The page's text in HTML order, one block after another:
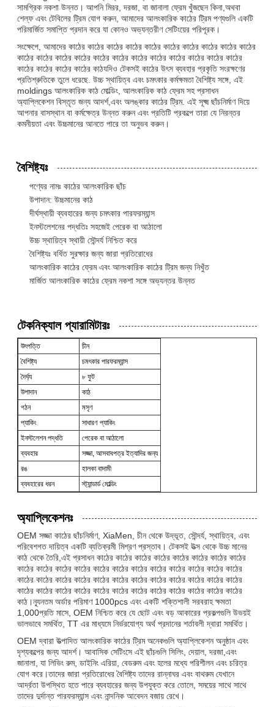
সামগ্রিক নকশা উন্নত। আপনি মিরর, দরজা, বা জানালা ফ্রেম খুঁজছেন কিনা,অথবা
শেল্ফ এবং টেবিলের ট্রিম যোগ করুন, আমাদের আলংকারিক কাঠের ট্রিম পণ্যগুলি একটি
পরিমার্জিত সমাপ্তি প্রদান করে যা কোনও অভ্যন্তরীণ সেটিংয়ের পরিপূরক।
সংক্ষেপে, আমাদের কাঠের কাঠের কাঠের কাঠের কাঠের কাঠের কাঠের কাঠের কাঠের কাঠের
কাঠের কাঠের কাঠের কাঠের কাঠের কাঠের কাঠের কাঠের কাঠের কাঠের কাঠের কাঠের
কাঠের কাঠের কাঠের কাঠের কাঠযদিও টেকসই কাঠের উৎস ব্যবহার প্রকৃতি সংরক্ষণের
প্রতিশ্রুতিকে তুলে ধরেছে. উচ্চ স্থায়িত্ব এবং চমৎকার কর্মক্ষমতা বৈশিষ্ট্য সঙ্গে, এই
moldings আলংকারিক কাঠ মোল্ডিং, আলংকারিক কাঠ ফ্রেম সহ প্রসাধন
অ্যাপ্লিকেশন বিস্তৃত জন্য আদর্শ,এবং অলঙ্কার কাঠের ট্রিম. এই সূক্ষ্ম ছাঁচনির্মাণ দিয়ে
আপনার বাসস্থান বা কর্মক্ষেত্র উন্নত করুন এবং প্রতিটি প্রকল্পে তারা যে নিরন্তর
কমনীয়তা এবং উচ্চমানের আনতে পারে তা অনুভব করুন।
বৈশিষ্ট্যঃ
পণ্যের নামঃ কাঠের আলংকারিক ছাঁচ
উপাদান: উচ্চমানের কাঠ
দীর্ঘস্থায়ী ব্যবহারের জন্য চমৎকার পারফরম্যান্স
ইনস্টলেশনের পদ্ধতিঃ সহজেই পেরেক বা আঠালো
উচ্চ স্থায়িত্ব স্থায়ী সৌন্দর্য নিশ্চিত করে
বৈশিষ্ট্যঃ বর্ধিত সুরক্ষার জন্য জারা প্রতিরোধের
আলংকারিক কাঠের ফ্রেম এবং আলংকারিক কাঠের ট্রিম জন্য নিখুঁত
মার্জিত আলংকারিক কাঠের ফ্রেম নকশা সঙ্গে অভ্যন্তর উন্নত
টেকনিক্যাল প্যারামিটারঃ
উৎপত্তি
চীন
বৈশিষ্ট্য
চমৎকার পারফরম্যান্স
দৈর্ঘ্য
৮ ফুট
উপাদান
কাঠ
গঠন
মসৃণ
প্যাকিং
সাধারণ প্যাকিং
ইনস্টলেশন পদ্ধতি
পেরেক বা আঠালো
ব্যবহার
সজ্জা, আসবাবপত্র ইত্যাদির জন্য
রঙ
হালকা বাদামী
ব্যবহারের ধরন
স্ট্যান্ডার্ড মোল্ডিং
অ্যাপ্লিকেশনঃ
OEM সজ্জা কাঠের ছাঁচনির্মাণ, XiaMen, চীন থেকে উদ্ভূত, সৌন্দর্য, স্থায়িত্ব, এবং
পরিবেশগত দায়িত্ব একটি ব্যতিক্রমী মিশ্রণ প্রস্তাব। টেকসই উত্স থেকে উচ্চ মানের
কাঠ থেকে তৈরি,এই প্রসাধন কাঠের কাঠের কাঠের কাঠের কাঠের কাঠের কাঠের কাঠের
কাঠের কাঠের কাঠের কাঠের কাঠের কাঠের কাঠের কাঠের কাঠের কাঠের কাঠের কাঠের
কাঠের কাঠের কাঠের কাঠের কাঠের কাঠের কাঠের কাঠের কাঠের কাঠের কাঠের কাঠের
কাঠের কাঠের কাঠের কাঠের কাঠের কাঠের কাঠের কাঠের কাঠের কাঠের কাঠের কাঠের
কাঠ।ন্যূনতম অর্ডার পরিমাণ 1000pcs এবং একটি শক্তিশালী সরবরাহ ক্ষমতা
1,000প্রতি মাসে, OEM নিশ্চিত করে যে ছোট এবং বড় আকারের প্রকল্পগুলি উভয়ই
ভালভাবে সমর্থিত, TT এর মাধ্যমে নির্ভরযোগ্য অর্থ প্রদানের শর্তাবলী দ্বারা সমর্থিত।
OEM দ্বারা উত্পাদিত আলংকারিক কাঠের ট্রিম অনেকগুলি অ্যাপ্লিকেশন অনুষ্ঠান এবং
দৃশ্যকল্পের জন্য আদর্শ। আবাসিক সেটিংসে এই ছাঁচগুলি সিলিং, দেয়াল, দরজা,এবং
জানালা, যা লিভিং রুম, ডাইনিং এরিয়া, বেডরুম এবং হলের মধ্যে পরিশীলন এবং চরিত্র
যোগ করে।তাদের জারা প্রতিরোধের বৈশিষ্ট্য তাদের রান্নাঘর এবং বাথরুম যেখানে
আর্দ্রতা উপস্থিত হতে পারে ব্যবহারের জন্য উপযুক্ত করে তোলে, সময়ের সাথে সাথে
তাদের দুর্দান্ত পারফরম্যান্স এবং নান্দনিক আবেদন বজায় রেখে।